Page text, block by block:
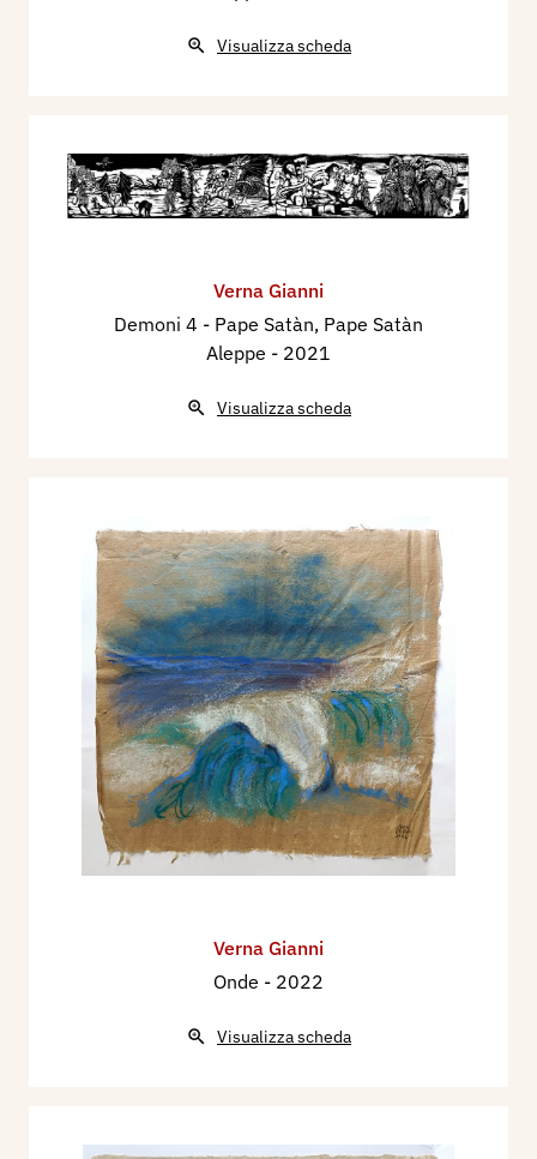
Visualizza scheda
Verna Gianni
Demoni 4 - Pape Satàn, Pape Satàn
Aleppe - 2021
Visualizza scheda
Verna Gianni
Onde - 2022
Visualizza scheda